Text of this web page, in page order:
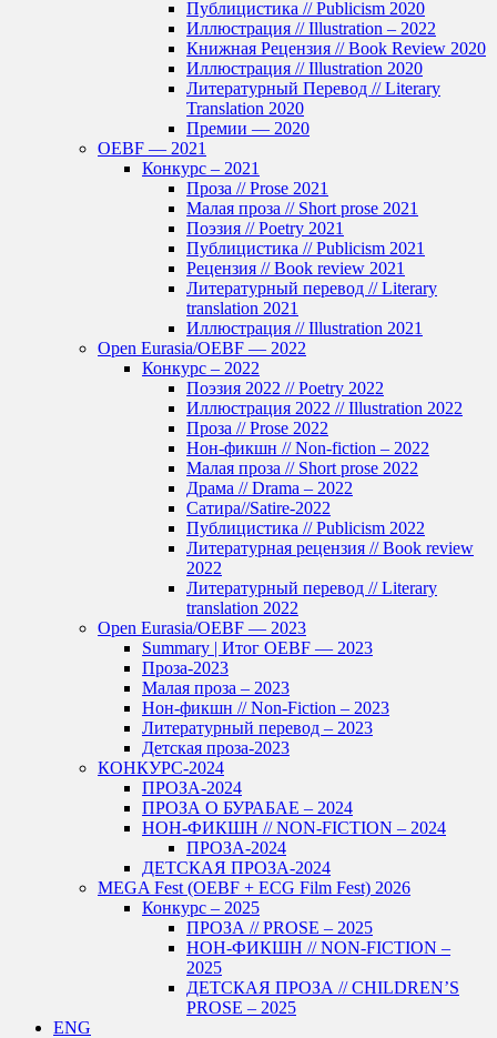
Публицистика // Publicism 2020
Иллюстрация // Illustration – 2022
Книжная Рецензия // Book Review 2020
Иллюстрация // Illustration 2020
Литературный Перевод // Literary
Translation 2020
Премии — 2020
OEBF — 2021
Конкурс – 2021
Проза // Prose 2021
Малая проза // Short prose 2021
Поэзия // Poetry 2021
Публицистика // Publicism 2021
Рецензия // Book review 2021
Литературный перевод // Literary
translation 2021
Иллюстрация // Illustration 2021
Open Eurasia/OEBF — 2022
Конкурс – 2022
Поэзия 2022 // Poetry 2022
Иллюстрация 2022 // Illustration 2022
Проза // Prose 2022
Нон-фикшн // Non-fiction – 2022
Малая проза // Short prose 2022
Драма // Drama – 2022
Сатира//Satire-2022
Публицистика // Publicism 2022
Литературная рецензия // Book review
2022
Литературный перевод // Literary
translation 2022
Open Eurasia/OEBF — 2023
Summary | Итог OEBF — 2023
Проза-2023
Малая проза – 2023
Нон-фикшн // Non-Fiction – 2023
Литературный перевод – 2023
Детская проза-2023
КОНКУРС-2024
ПРОЗА-2024
ПРОЗА О БУРАБАЕ – 2024
НОН-ФИКШН // NON-FICTION – 2024
ПРОЗА-2024
ДЕТСКАЯ ПРОЗА-2024
MEGA Fest (OEBF + ECG Film Fest) 2026
Конкурс – 2025
ПРОЗА // PROSE – 2025
НОН-ФИКШН // NON-FICTION –
2025
ДЕТСКАЯ ПРОЗА // CHILDREN’S
PROSE – 2025
ENG